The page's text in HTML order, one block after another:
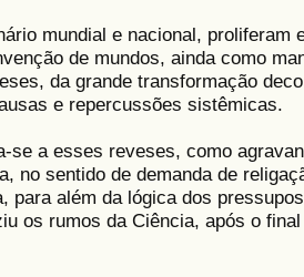
mundial e nacional, proliferam
de mundos, ainda como
da grande transformação
e repercussões sistêmicas.
se a esses reveses, como
no sentido de demanda de
para além da lógica dos
os rumos da Ciência, após o